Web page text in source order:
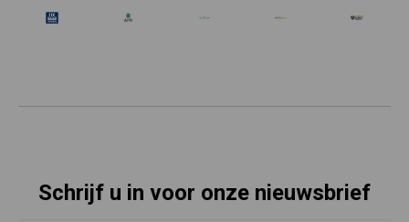
Schrijf u in voor onze nieuwsbrief